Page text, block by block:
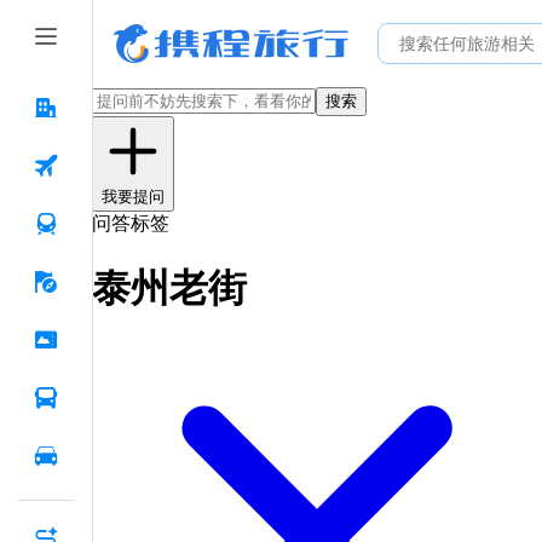
搜索
我要提问
问答标签
泰州老街